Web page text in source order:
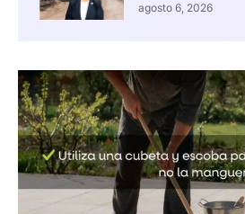
agosto 6, 2026